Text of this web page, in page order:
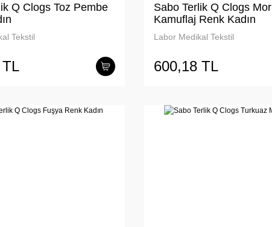
Q Clogs Toz Pembe
Tekstil
Sabo Terlik Q Clogs Mor
Kamuflaj Renk Kadın
Labor Medikal Tekstil
600,18 TL